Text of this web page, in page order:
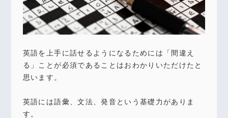
英語を上手に話せるようになるためには「間違え
る」ことが必須であることはおわかりいただけたと
思います。
英語には語彙、文法、発音という基礎力がありま
す。